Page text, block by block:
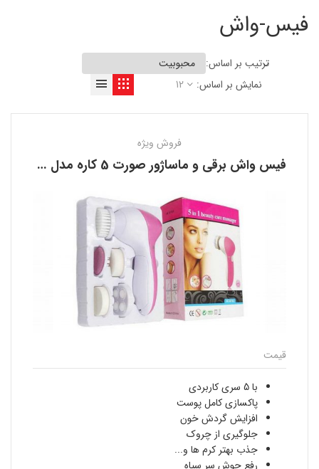
فیس-واش
ترتیب بر اساس:
نمایش بر اساس:
12
فروش ویژه
فیس واش برقی و ماساژور صورت 5 کاره مدل AE-8782
قیمت
با 5 سری کاربردی
پاکسازی کامل پوست
افزایش گردش خون
جلوگیری از چروک
جذب بهتر کرم ها و...
رفع جوش سر سیاه